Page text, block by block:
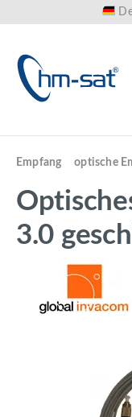
Empfang optische
3.0
Bildergalerie